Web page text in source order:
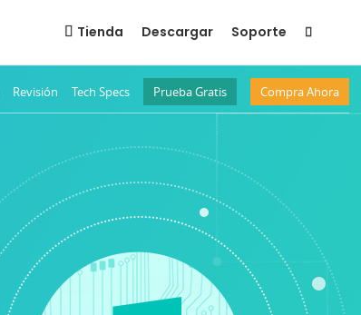
Tienda Descargar Soporte
Recuperar Problemas de iOS
Quitar el Bloqueo de Pantalla
Recuperar Código Tiempo de Uso
PhoneRescue Noticias & Tech
Tecnologías de Nueva Generación
Características Innovadoras
Revisión Tech Specs Prueba Gratis Compra Ahora